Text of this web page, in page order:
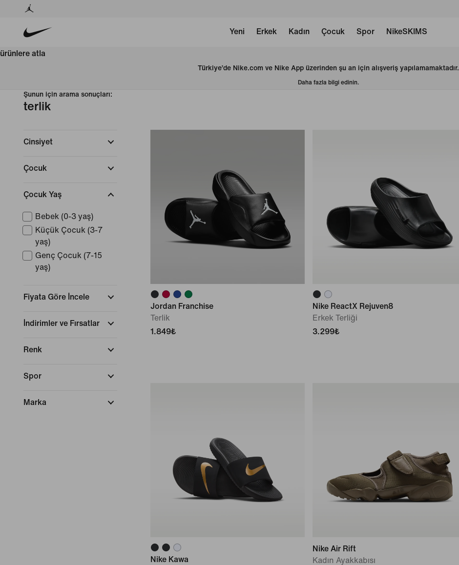
Yeni Erkek Kadın Çocuk Spor NikeSKIMS
ürünlere atla
Türkiye’de Nike.com ve Nike App üzerinden şu an için alışveriş yapılamamaktadır.
Daha fazla bilgi edinin.
Şunun için arama sonuçları:
terlik
Cinsiyet
Çocuk
Çocuk Yaş
Bebek (0-3 yaş)
Küçük Çocuk (3-7
yaş)
Genç Çocuk (7-15
yaş)
Fiyata Göre İncele
İndirimler ve Fırsatlar
Renk
Spor
Marka
Jordan Franchise
Terlik
1.849₺
Nike ReactX Rejuven8
Erkek Terliği
3.299₺
Nike Kawa
Nike Air Rift
Kadın Ayakkabısı